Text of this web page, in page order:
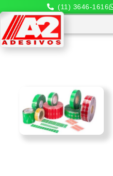
(11) 3646-1616